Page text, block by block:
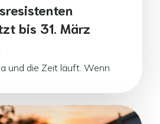
bis 31. März
und die Zeit läuft. Wenn